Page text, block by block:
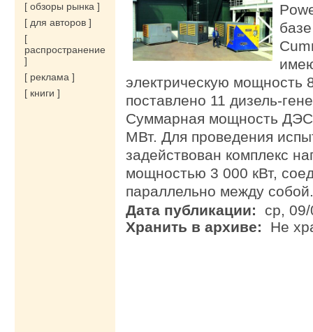
[ обзоры рынка ]
[ для авторов ]
[
распространение
]
[ реклама ]
[ книги ]
электрическую мощность
поставлено 11 дизель-
Суммарная мощность ДЭС
МВт. Для проведения
задействован комплекс
мощностью 3 000 кВт,
параллельно между собой.
Дата публикации:
ср,
Хранить в архиве:
Не